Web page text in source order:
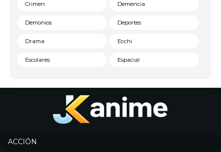
Crimen Demencia
Demonios Deportes
Drama Ecchi
Escolares Espacial
Historico
Josei
ACCIÓN